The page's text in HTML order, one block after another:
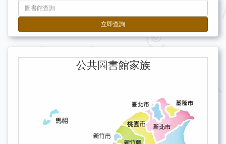
立即查詢
公共圖書館家族